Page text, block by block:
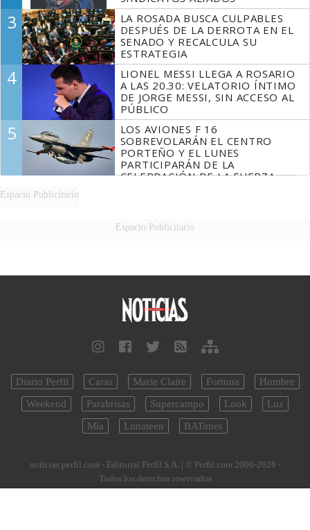
3
LA ROSADA BUSCA CULPABLES
DESPUÉS DE LA DERROTA EN EL
SENADO Y RECALCULA SU
ESTRATEGIA
4
LIONEL MESSI LLEGA A ROSARIO
A LAS 20.30: VELATORIO ÍNTIMO
DE JORGE MESSI, SIN ACCESO AL
PÚBLICO
5
LOS AVIONES F 16
SOBREVOLARÁN EL CENTRO
PORTEÑO Y EL LUNES
PARTICIPARÁN DE LA
CELEBRACIÓN DE LA FUERZA
Espacio Publicitario
Espacio Publicitario
Diario Perfil Caras Marie Claire Fortuna
Hombre
Weekend
Parabrisas Supercampo Look
Luz
Mía
Lunateen BATimes
noticias.perfil.com - Editorial Perfil S.A. | © Perfil.com 2006-2026 -
Todos los derechos reservados